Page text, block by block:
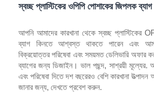
স্বচ্ছ প্লাস্টিকের ওপিপি পোশাকের জিপলক ব্যাগ
আপনি আমাদের কারখানা থেকে স্বচ্ছ প্লাস্টিকের
ব্যাগ কিনতে আশ্বস্ত থাকতে পারেন এবং
বিক্রয়োত্তর পরিষেবা এবং সময়মত ডেলিভারি
ব্যাগের জন্য ডিজাইন। ভাল পছন্দ, সাশ্রয়ী মূল্যের.
এবং পরিষেবা দিতে দশ বছরেরও বেশি কারখানা উত্পাদন
জানার জন্য, দেখতে প্রবেশ করুন.